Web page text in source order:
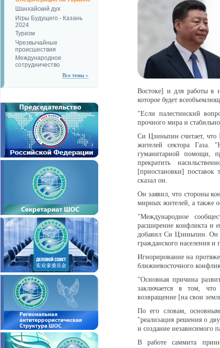
Шанхайский дух
Игры Будущего - Казань
2024
Туризм
Чрезвычайные
происшествия
Международное
сотрудничество
Все темы »
Востоке] и для работы в
которое будет
"Если палестинский
прочного мира и
Си Цзиньпин считает, что
жителей сектора Газа.
гуманитарной помощи,
прекратить
[приостановки]
сказал он.
Он заявил, что стороны
мирных жителей, а также
"Международное
расширение конфликта и
добавил Си Цзиньпин. Он
гражданского населения и
Игнорирование на
ближневосточного
"Основная причина
заключается в том, что
возвращение [на свои
По его словам, основным
"реализация решения о
и создание независимого
В работе саммита